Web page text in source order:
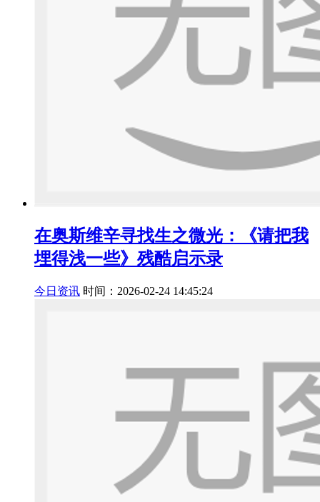
在奥斯维辛寻找生之微光：《请把我
埋得浅一些》残酷启示录
今日资讯 时间：2026-02-24 14:45:24